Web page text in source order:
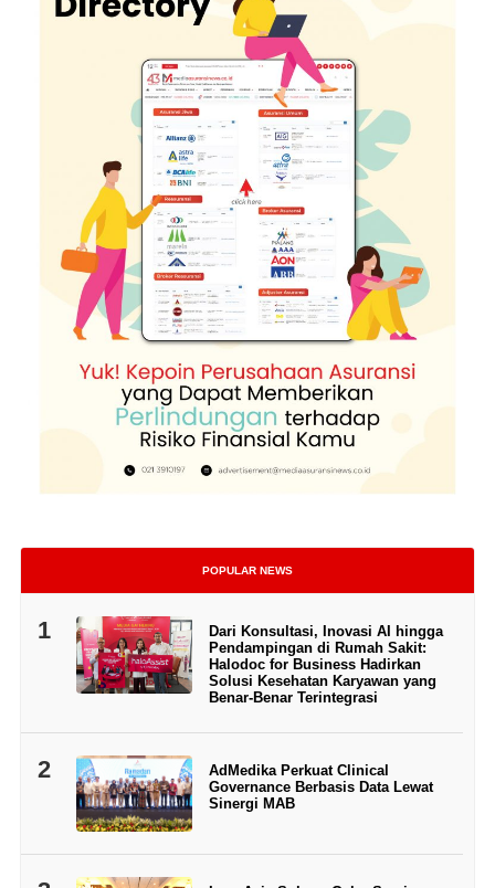
POPULAR NEWS
1
Dari Konsultasi, Inovasi AI hingga
Pendampingan di Rumah Sakit:
Halodoc for Business Hadirkan
Solusi Kesehatan Karyawan yang
Benar-Benar Terintegrasi
2
AdMedika Perkuat Clinical
Governance Berbasis Data Lewat
Sinergi MAB